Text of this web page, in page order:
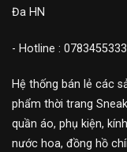
Đa HN
- Hotline : 0783455333
Hệ thống bán lẻ các
phẩm thời trang
quần áo, phụ kiện,
nước hoa, đồng hồ